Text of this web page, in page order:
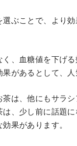
ぶことで、より
、血糖値を下げ
があるとして、人
は、他にもサラ
、少し前に話題
果があります。